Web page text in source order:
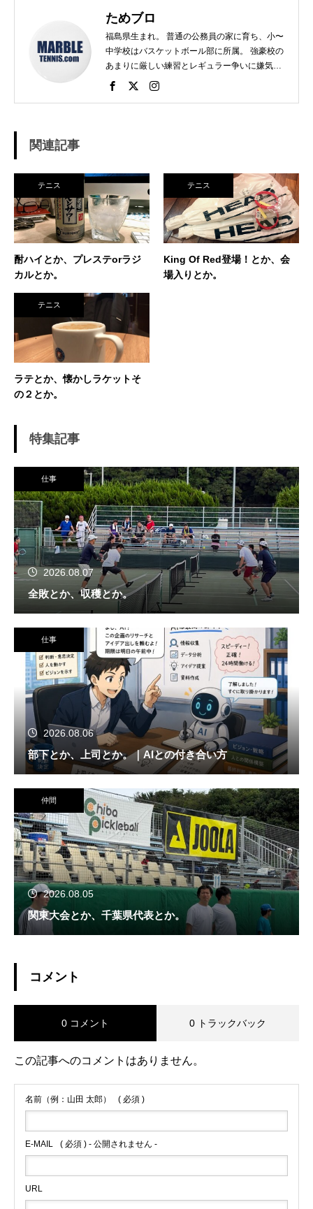
ためブロ
福島県生まれ。 普通の公務員の家に育ち、小〜
中学校はバスケットボール部に所属。 強豪校の
あまりに厳しい練習とレギュラー争いに嫌気が
さし、個人スポーツをやることに。 高校で見つ
素振りをした途端に、先輩に「センスなし」か
ら一刀両断。（笑） そんなテニスとの出会い
が、今に至り、テニスで生きているという不思
議な人生。 テニスを軸にたくさん勉強させても
らったことを駆使して、 テニス業界、スポーツ
ビジネス界で生きている今現在。 座右の銘は
「努力に勝る天才なし」 セミナー講師や研修も
関連記事
テニス
酎ハイとか、プレステorラジ
カルとか。
テニス
King Of Red登場！とか、会
場入りとか。
テニス
ラテとか、懐かしラケットそ
の２とか。
特集記事
仕事
2026.08.07
全敗とか、収穫とか。
仕事
2026.08.06
部下とか、上司とか。｜AIとの付き合い方
仲間
2026.08.05
関東大会とか、千葉県代表とか。
コメント
0 コメント 0 トラックバック
この記事へのコメントはありません。
名前（例：山田 太郎） ( 必須 )
E-MAIL ( 必須 ) - 公開されません -
URL